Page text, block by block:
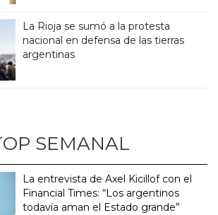
La Rioja se sumó a la protesta
nacional en defensa de las tierras
argentinas
SEMANAL
La entrevista de Axel Kicillof con el
Financial Times: “Los argentinos
todavía aman el Estado grande”